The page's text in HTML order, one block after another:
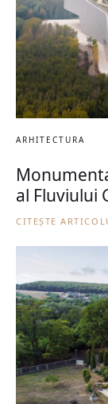
ARHITECTURA
al Fluviului
CITEȘTE